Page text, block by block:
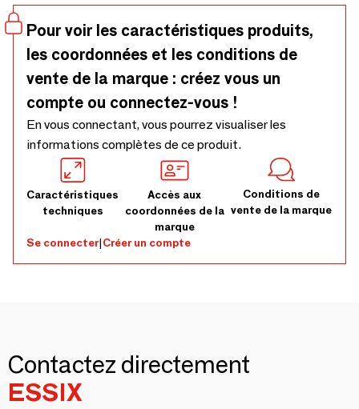
Pour voir les caractéristiques produits,
les coordonnées et les conditions de
vente de la marque : créez vous un
compte ou connectez-vous !
En vous connectant, vous pourrez visualiser les
informations complètes de ce produit.
Caractéristiques
techniques
Accès aux
coordonnées de la
marque
Conditions de
vente de la marque
Se connecter|Créer un compte
Contactez directement
ESSIX